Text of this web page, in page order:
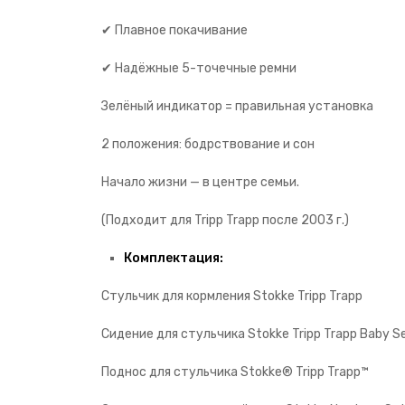
✔ Плавное покачивание
✔ Надёжные 5-точечные ремни
Зелёный индикатор = правильная установка
2 положения: бодрствование и сон
Начало жизни — в центре семьи.
(Подходит для Tripp Trapp после 2003 г.)
Комплектация:
Стульчик для кормления Stokke Tripp Trapp
Сидение для стульчика Stokke Tripp Trapp Baby
Поднос для стульчика Stokke® Tripp Trapp™